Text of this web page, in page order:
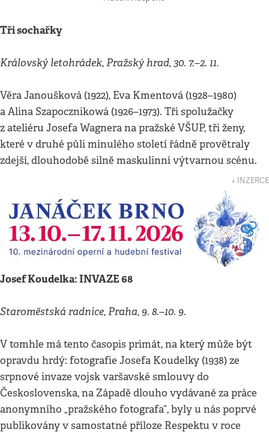
Tři sochařky
Královský letohrádek, Pražský hrad, 30. 7.–2. 11.
Věra Janoušková (1922), Eva Kmentová (1928–1980)
a Alina Szapocznikowá (1926–1973). Tři spolužačky
z ateliéru Josefa Wagnera na pražské VŠUP, tři ženy,
které v druhé půli minulého století řádně provětraly
zdejší, dlouhodobě silně maskulinní výtvarnou scénu.
↓ INZERCE
Josef Koudelka: INVAZE 68
Staroměstská radnice, Praha, 9. 8.–10. 9.
V tomhle má tento časopis primát, na který může být
opravdu hrdý: fotografie Josefa Koudelky (1938) ze
srpnové invaze vojsk varšavské smlouvy do
Československa, na Západě dlouho vydávané za práce
anonymního „pražského fotografa“, byly u nás poprvé
publikovány v samostatné příloze Respektu v roce